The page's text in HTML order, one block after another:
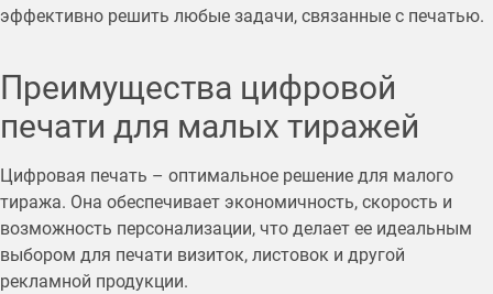
эффективно решить любые задачи, связанные с печатью.
Преимущества цифровой
печати для малых тиражей
Цифровая печать – оптимальное решение для малого
тиража. Она обеспечивает экономичность, скорость и
возможность персонализации, что делает ее идеальным
выбором для печати визиток, листовок и другой
рекламной продукции.